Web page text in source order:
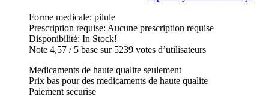
Forme medicale: pilule
Prescription requise: Aucune prescription requise
Disponibilité: In Stock!
Note 4,57 / 5 base sur 5239 votes d’utilisateurs
Medicaments de haute qualite seulement
Prix bas pour des medicaments de haute qualite
Paiement securise